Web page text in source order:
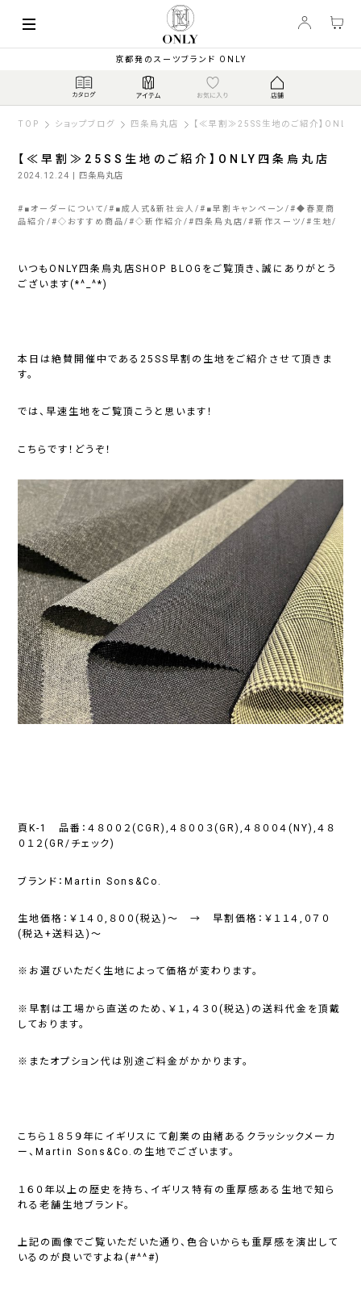
京都発のスーツブランド ONLY
TOP ショップブログ 四条烏丸店 【≪早割≫25SS生地のご紹介】ONLY
【≪早割≫25SS生地のご紹介】ONLY四条烏丸店
2024.12.24 | 四条烏丸店
# ■オーダーについて # ■成人式&新社会人 # ■早割キャンペーン #◆春夏商
品紹介 #◇おすすめ商品 #◇新作紹介 # 四条烏丸店 #新作スーツ # 生地
いつもONLY四条烏丸店SHOP BLOGをご覧頂き、誠にありがとう
ございます(*^_^*)
本日は絶賛開催中である25SS早割の生地をご紹介させて頂きま
す。
では、早速生地をご覧頂こうと思います！
こちらです！どうぞ！
頁K-1 品番：４８００２(CGR),４８００３(GR),４８００４(NY),４８
０１２(GR/チェック)
ブランド：Martin Sons&Co.
生地価格：￥１４０,８００(税込)～ → 早割価格：￥１１４,０７０
(税込+送料込)～
※お選びいただく生地によって価格が変わります。
※早割は工場から直送のため、￥１，４３０(税込)の送料代金を頂戴
しております。
※またオプション代は別途ご料金がかかります。
こちら１８５９年にイギリスにて創業の由緒あるクラッシックメーカ
ー、Martin Sons&Co.の生地でございます。
１６０年以上の歴史を持ち、イギリス特有の重厚感ある生地で知ら
れる老舗生地ブランド。
上記の画像でご覧いただいた通り、色合いからも重厚感を演出して
いるのが良いですよね(#^^#)